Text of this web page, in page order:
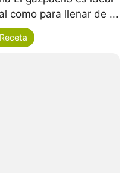
como para llenar de ...